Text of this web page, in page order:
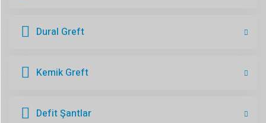
Dural Greft
Kemik Greft
Defit Şantlar